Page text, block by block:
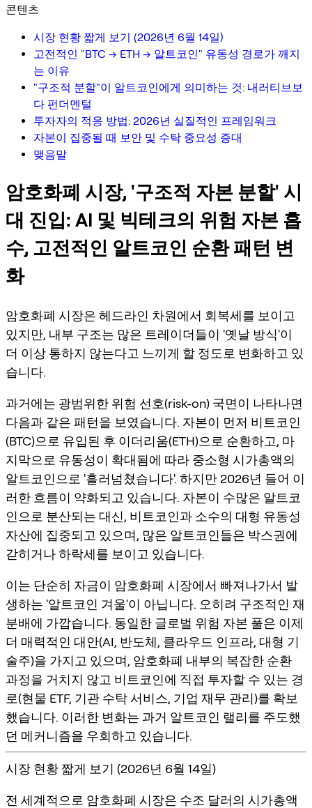
콘텐츠
시장 현황 짧게 보기 (2026년 6월 14일)
고전적인 "BTC → ETH → 알트코인" 유동성 경로가 깨지
는 이유
"구조적 분할"이 알트코인에게 의미하는 것: 내러티브보
다 펀더멘털
투자자의 적응 방법: 2026년 실질적인 프레임워크
자본이 집중될 때 보안 및 수탁 중요성 증대
맺음말
암호화폐 시장, '구조적 자본 분할' 시
대 진입: AI 및 빅테크의 위험 자본 흡
수, 고전적인 알트코인 순환 패턴 변
화
암호화폐 시장은 헤드라인 차원에서 회복세를 보이고
있지만, 내부 구조는 많은 트레이더들이 '옛날 방식'이
더 이상 통하지 않는다고 느끼게 할 정도로 변화하고 있
습니다.
과거에는 광범위한 위험 선호(risk-on) 국면이 나타나면
다음과 같은 패턴을 보였습니다. 자본이 먼저 비트코인
(BTC)으로 유입된 후 이더리움(ETH)으로 순환하고, 마
지막으로 유동성이 확대됨에 따라 중소형 시가총액의
알트코인으로 '흘러넘쳤습니다'. 하지만 2026년 들어 이
러한 흐름이 약화되고 있습니다. 자본이 수많은 알트코
인으로 분산되는 대신, 비트코인과 소수의 대형 유동성
자산에 집중되고 있으며, 많은 알트코인들은 박스권에
갇히거나 하락세를 보이고 있습니다.
이는 단순히 자금이 암호화폐 시장에서 빠져나가서 발
생하는 '알트코인 겨울'이 아닙니다. 오히려 구조적인 재
분배에 가깝습니다. 동일한 글로벌 위험 자본 풀은 이제
더 매력적인 대안(AI, 반도체, 클라우드 인프라, 대형 기
술주)을 가지고 있으며, 암호화폐 내부의 복잡한 순환
과정을 거치지 않고 비트코인에 직접 투자할 수 있는 경
로(현물 ETF, 기관 수탁 서비스, 기업 재무 관리)를 확보
했습니다. 이러한 변화는 과거 알트코인 랠리를 주도했
던 메커니즘을 우회하고 있습니다.
시장 현황 짧게 보기 (2026년 6월 14일)
전 세계적으로 암호화폐 시장은 수조 달러의 시가총액